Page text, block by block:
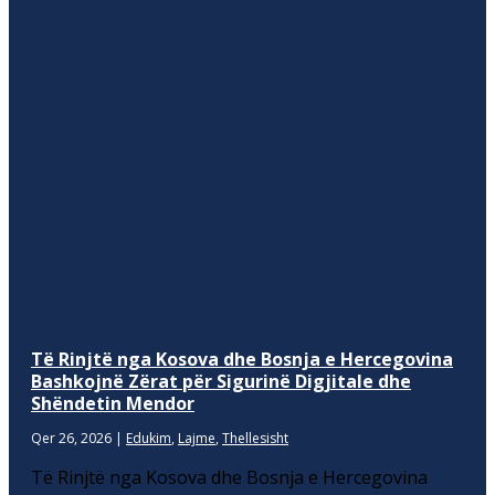
Të Rinjtë nga Kosova dhe Bosnja e Hercegovina
Bashkojnë Zërat për Sigurinë Digjitale dhe
Shëndetin Mendor
Qer 26, 2026 | Edukim, Lajme, Thellesisht
Të Rinjtë nga Kosova dhe Bosnja e Hercegovina